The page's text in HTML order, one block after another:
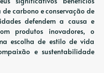
carbono e conservação de
defendem a causa e
produtos inovadores, o
escolha de estilo de vida
e sustentabilidade